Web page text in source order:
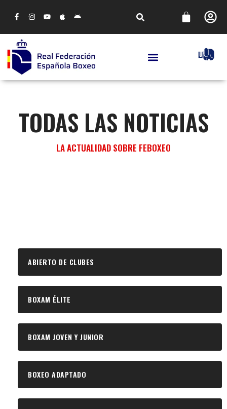
TODAS LAS NOTICIAS
LA ACTUALIDAD SOBRE FEBOXEO
ABIERTO DE CLUBES
BOXAM ÉLITE
BOXAM JOVEN Y JUNIOR
BOXEO ADAPTADO